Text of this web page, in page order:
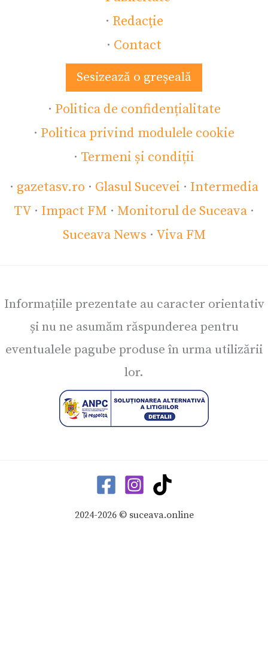
· Redacție
· Contact
Sesizează o greșeală
· Politica de confidențialitate
· Politica privind modulele cookie
· Termeni și condiții
· gazetasv.ro · Glasul Sucevei · Intermedia
TV · Impact FM · Monitorul de Suceava ·
Suceava News · Viva FM
Informațiile prezentate au caracter orientativ
și nu ne asumăm răspunderea pentru
eventualele pagube produse în urma utilizării
lor.
2024-2026 © suceava.online